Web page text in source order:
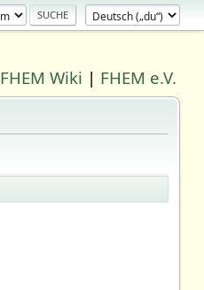
FHEM Wiki | FHEM e.V.